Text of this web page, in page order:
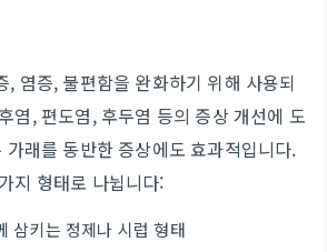
, 염증, 불편함을 완화하기 위해 사용되
염, 편도염, 후두염 등의 증상 개선에 도
래를 동반한 증상에도 효과적입니다.
지 형태로 나뉩니다:
삼키는 정제나 시럽 형태